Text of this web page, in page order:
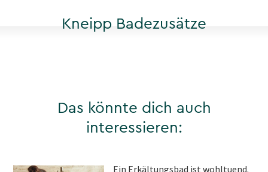
Kneipp Badezusätze
Das könnte dich auch
interessieren:
Ein Erkältungsbad ist wohltuend.